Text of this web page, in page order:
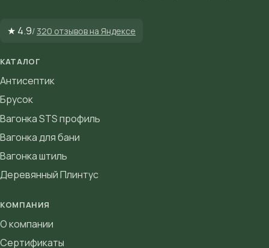
★ 4.9/ 320 отзывов на Яндексе
КАТАЛОГ
Антисептик
Брусок
Вагонка STS профиль
Вагонка для бани
Вагонка штиль
Деревянный Плинтус
КОМПАНИЯ
О компании
Сертификаты